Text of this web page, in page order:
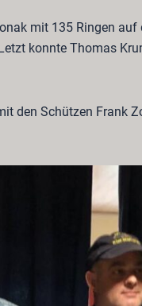
mit 135 Ringen
konnte Thomas
den Schützen Frank